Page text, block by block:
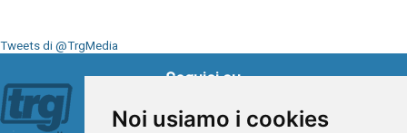
Noi usiamo i cookies
Tweets di @TrgMedia
Seguici su